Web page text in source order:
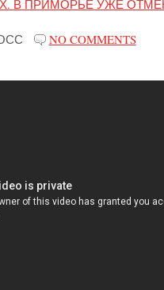
В ПРИМОРЬЕ УЖЕ
NO COMMENTS